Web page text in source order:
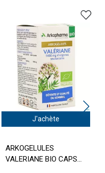
J'achète
ARKOGELULES
VALERIANE BIO CAPS...